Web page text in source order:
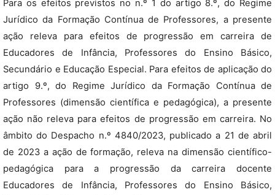
Para os efeitos previstos no n.º 1 do artigo 8.º, do Regime
Jurídico da Formação Contínua de Professores, a presente
ação releva para efeitos de progressão em carreira de
Educadores de Infância, Professores do Ensino Básico,
Secundário e Educação Especial. Para efeitos de aplicação do
artigo 9.º, do Regime Jurídico da Formação Contínua de
Professores (dimensão científica e pedagógica), a presente
ação não releva para efeitos de progressão em carreira. No
âmbito do Despacho n.º 4840/2023, publicado a 21 de abril
de 2023 a ação de formação, releva na dimensão científico-
pedagógica para a progressão da carreira docente
Educadores de Infância, Professores do Ensino Básico,